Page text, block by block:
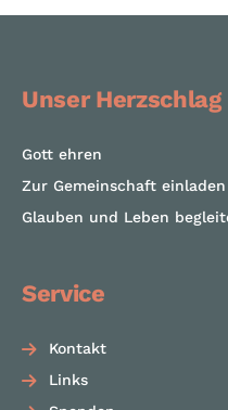
Unser Herzschlag
Gott ehren
Zur Gemeinschaft einladen
Glauben und Leben
Service
Kontakt
Links